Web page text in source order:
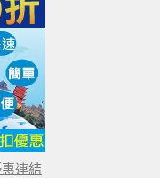
連結